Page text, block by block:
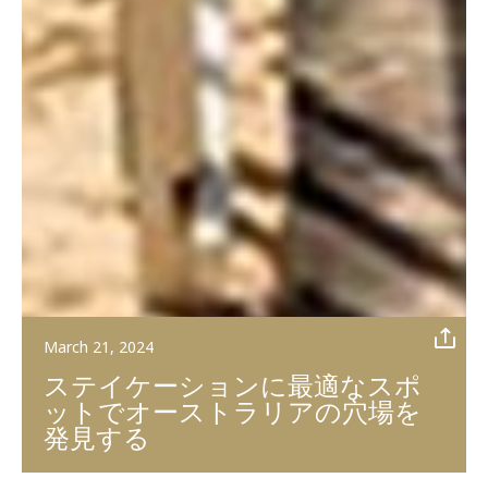
March 21, 2024
ステイケーションに最適なスポ
ットでオーストラリアの穴場を
発見する